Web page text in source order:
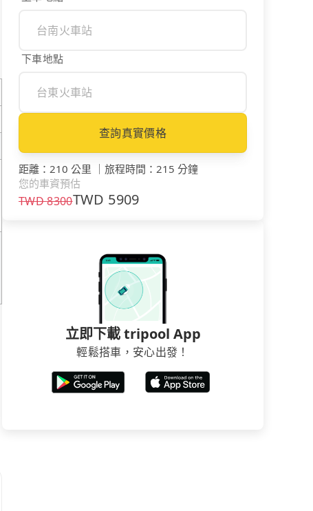
下車地點
查詢真實價格
距離 ： 210 公里 ｜ 旅程時間 ： 215 分鐘
您的車資預估
TWD8300TWD 5909
立即下載 tripool App
輕鬆搭車，安心出發！